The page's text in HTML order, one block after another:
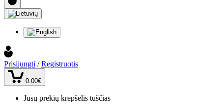
Prisijungti / Registruotis
0.00€
Jūsų prekių krepšelis tuščias